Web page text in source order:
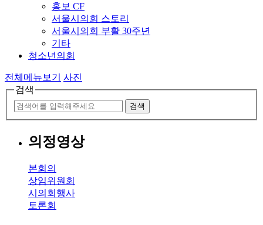
홍보 CF
서울시의회 스토리
서울시의회 부활 30주년
기타
청소년의회
전체메뉴보기
사진
검색
검색
의정영상
본회의
상임위원회
시의회행사
토론회